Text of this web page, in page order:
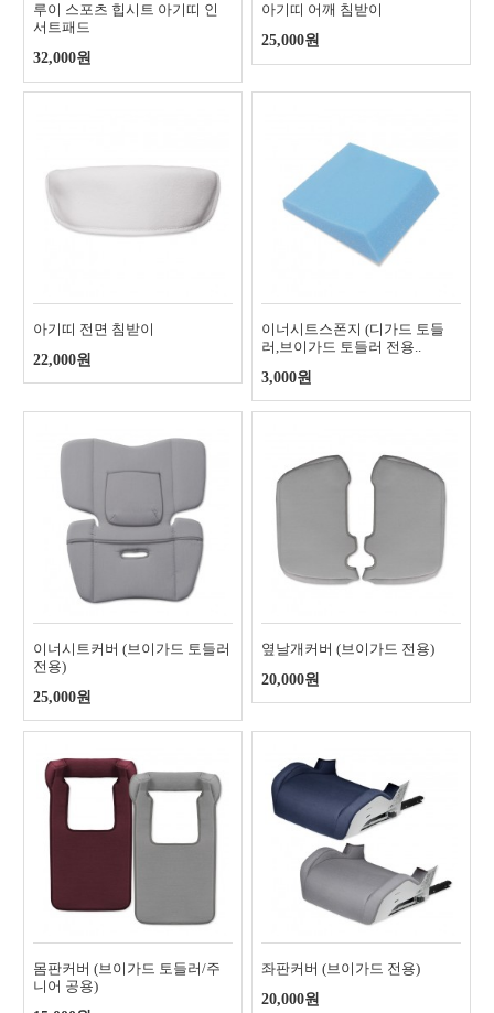
루이 스포츠 힙시트 아기띠 인
서트패드
32,000원
아기띠 어깨 침받이
25,000원
아기띠 전면 침받이
22,000원
이너시트스폰지 (디가드 토들
러,브이가드 토들러 전용..
3,000원
이너시트커버 (브이가드 토들러
전용)
25,000원
옆날개커버 (브이가드 전용)
20,000원
몸판커버 (브이가드 토들러/주
니어 공용)
좌판커버 (브이가드 전용)
20,000원